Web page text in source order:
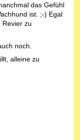
das Gefühl
ist. ;-) Egal
Revier zu
noch.
alleine zu